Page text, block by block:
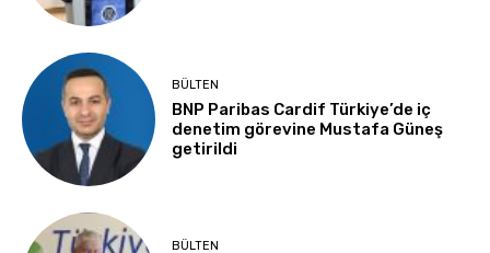
BÜLTEN
BNP Paribas Cardif Türkiye’de iç
denetim görevine Mustafa Güneş
getirildi
BÜLTEN